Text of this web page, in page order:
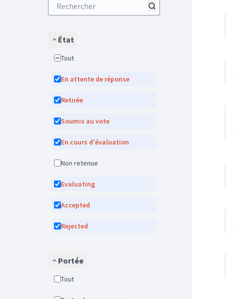
État
Tout
En attente de réponse
Retirée
Soumis au vote
En cours d'évaluation
Non retenue
Evaluating
Accepted
Rejected
Portée
Tout